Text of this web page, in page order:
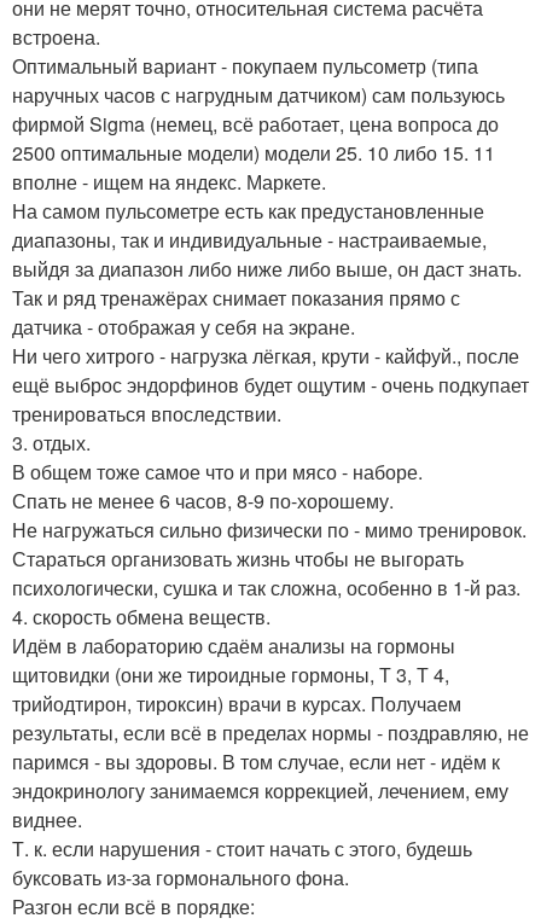
они не мерят точно, относительная система расчёта
встроена.
Оптимальный вариант - покупаем пульсометр (типа
наручных часов с нагрудным датчиком) сам пользуюсь
фирмой Sigma (немец, всё работает, цена вопроса до
2500 оптимальные модели) модели 25. 10 либо 15. 11
вполне - ищем на яндекс. Маркете.
На самом пульсометре есть как предустановленные
диапазоны, так и индивидуальные - настраиваемые,
выйдя за диапазон либо ниже либо выше, он даст знать.
Так и ряд тренажёрах снимает показания прямо с
датчика - отображая у себя на экране.
Ни чего хитрого - нагрузка лёгкая, крути - кайфуй., после
ещё выброс эндорфинов будет ощутим - очень подкупает
тренироваться впоследствии.
3. отдых.
В общем тоже самое что и при мясо - наборе.
Спать не менее 6 часов, 8-9 по-хорошему.
Не нагружаться сильно физически по - мимо тренировок.
Стараться организовать жизнь чтобы не выгорать
психологически, сушка и так сложна, особенно в 1-й раз.
4. скорость обмена веществ.
Идём в лабораторию сдаём анализы на гормоны
щитовидки (они же тироидные гормоны, Т 3, Т 4,
трийодтирон, тироксин) врачи в курсах. Получаем
результаты, если всё в пределах нормы - поздравляю, не
паримся - вы здоровы. В том случае, если нет - идём к
эндокринологу занимаемся коррекцией, лечением, ему
виднее.
Т. к. если нарушения - стоит начать с этого, будешь
буксовать из-за гормонального фона.
Разгон если всё в порядке: